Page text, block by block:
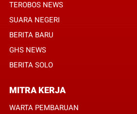
TEROBOS NEWS
SUARA NEGERI
BERITA BARU
GHS NEWS
BERITA SOLO
MITRA KERJA
WARTA PEMBARUAN